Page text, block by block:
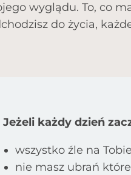
wyglądu. To, co
do życia,
Jeżeli każdy dzień
wszystko źle na
nie masz ubrań